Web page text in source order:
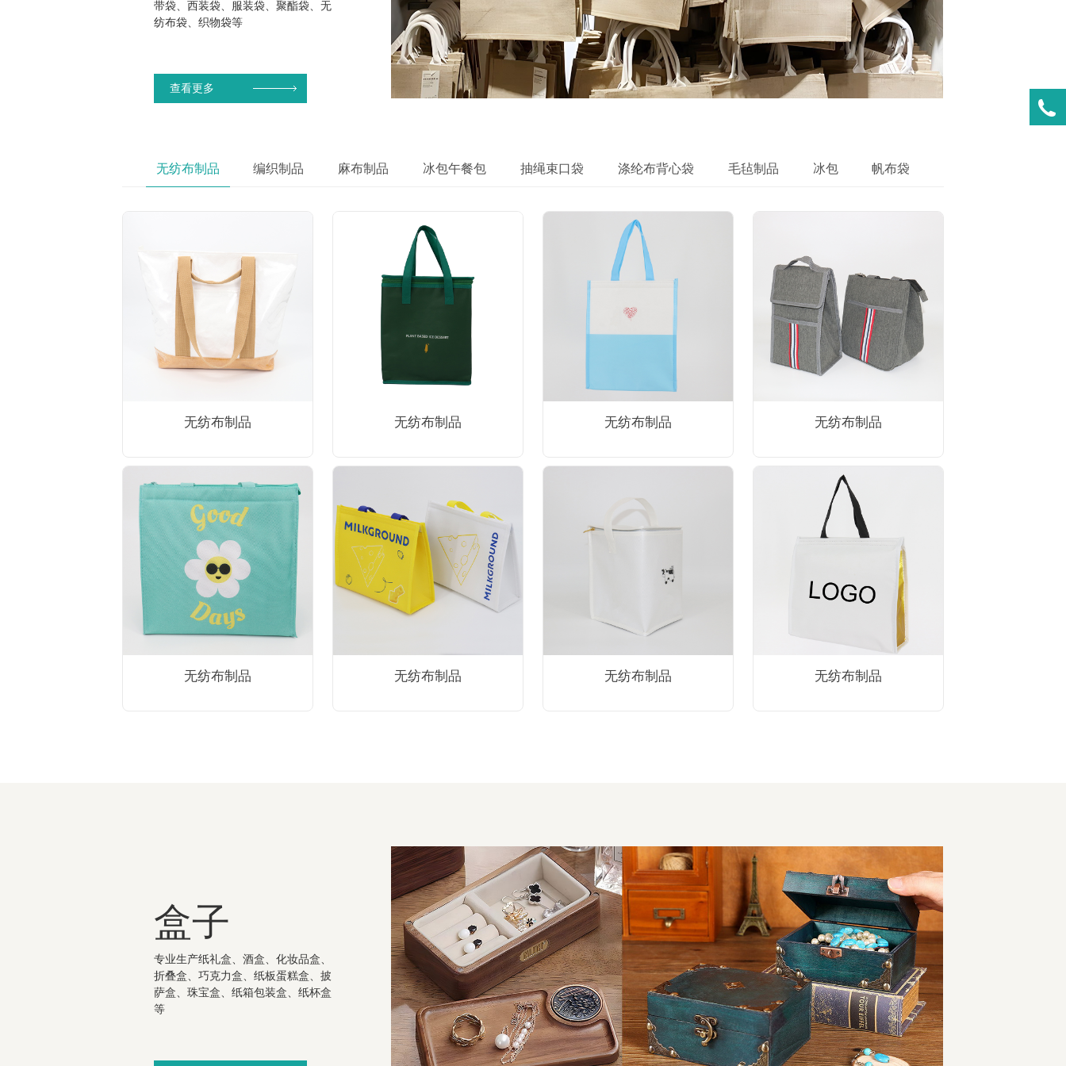
带袋、西装袋、服装袋、聚酯袋、无
纺布袋、织物袋等
查看更多
无纺布制品 编织制品 麻布制品 冰包午餐包 抽绳束口袋 涤纶布背心袋 毛毡制品 冰包 帆布袋
无纺布制品 无纺布制品 无纺布制品 无纺布制品
无纺布制品 无纺布制品 无纺布制品 无纺布制品
盒子
专业生产纸礼盒、酒盒、化妆品盒、
折叠盒、巧克力盒、纸板蛋糕盒、披
萨盒、珠宝盒、纸箱包装盒、纸杯盒
等